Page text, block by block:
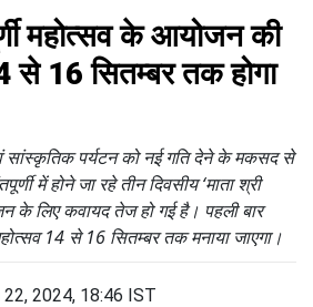
महोत्सव के आयोजन की
16 सितम्बर तक होगा
सांस्कृतिक पर्यटन को नई गति देने के मकसद से
में होने जा रहे तीन दिवसीय ‘माता श्री
के लिए कवायद तेज हो गई है। पहली बार
14 से 16 सितम्बर तक मनाया जाएगा।
22, 2024, 18:46 IST